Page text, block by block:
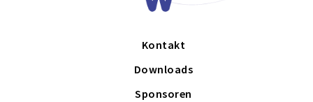
Kontakt
Downloads
Sponsoren